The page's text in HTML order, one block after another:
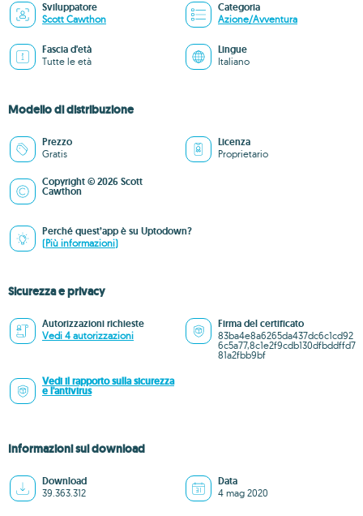
Sviluppatore
Scott Cawthon
Categoria
Azione/Avventura
Fascia d'età
Tutte le età
Lingue
Italiano
Modello di distribuzione
Prezzo
Gratis
Licenza
Proprietario
Copyright © 2026 Scott
Cawthon
Perché quest’app è su Uptodown?
(Più informazioni)
Sicurezza e privacy
Autorizzazioni richieste
Vedi 4 autorizzazioni
Firma del certificato
83ba4e8a6265da437dc6c1cd92
6c5a77,8c1e2f9cdb130dfbddffd7
81a2fbb9bf
Vedi il rapporto sulla sicurezza
e l'antivirus
Informazioni sul download
Download
39.363.312
Data
4 mag 2020